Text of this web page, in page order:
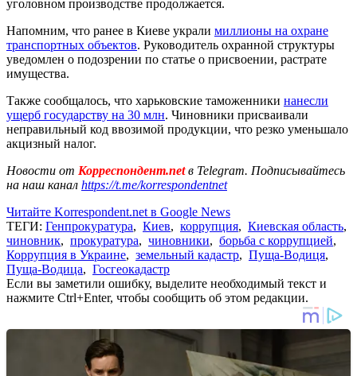
уголовном производстве продолжается.
Напомним, что ранее в Киеве украли миллионы на охране
транспортных объектов. Руководитель охранной структуры
уведомлен о подозрении по статье о присвоении, растрате
имущества.
Также сообщалось, что харьковские таможенники нанесли
ущерб государству на 30 млн. Чиновники присваивали
неправильный код ввозимой продукции, что резко уменьшало
акцизный налог.
Новости от Корреспондент.netв Telegram. Подписывайтесь
на наш канал https://t.me/korrespondentnet
Читайте Korrespondent.net в Google News
ТЕГИ: Генпрокуратура, Киев, коррупция, Киевская область,
чиновник, прокуратура, чиновники, борьба с коррупцией,
Коррупция в Украине, земельный кадастр, Пуща-Водиця,
Пуща-Водица, Госгеокадастр
Если вы заметили ошибку, выделите необходимый текст и
нажмите Ctrl+Enter, чтобы сообщить об этом редакции.